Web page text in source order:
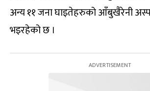
अन्य ११ जना घाइतेहरुको आँबुखैरेनी
भइरहेको छ ।